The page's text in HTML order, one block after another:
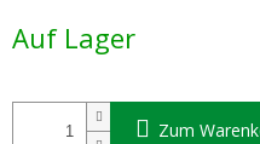
Auf Lager
Zum